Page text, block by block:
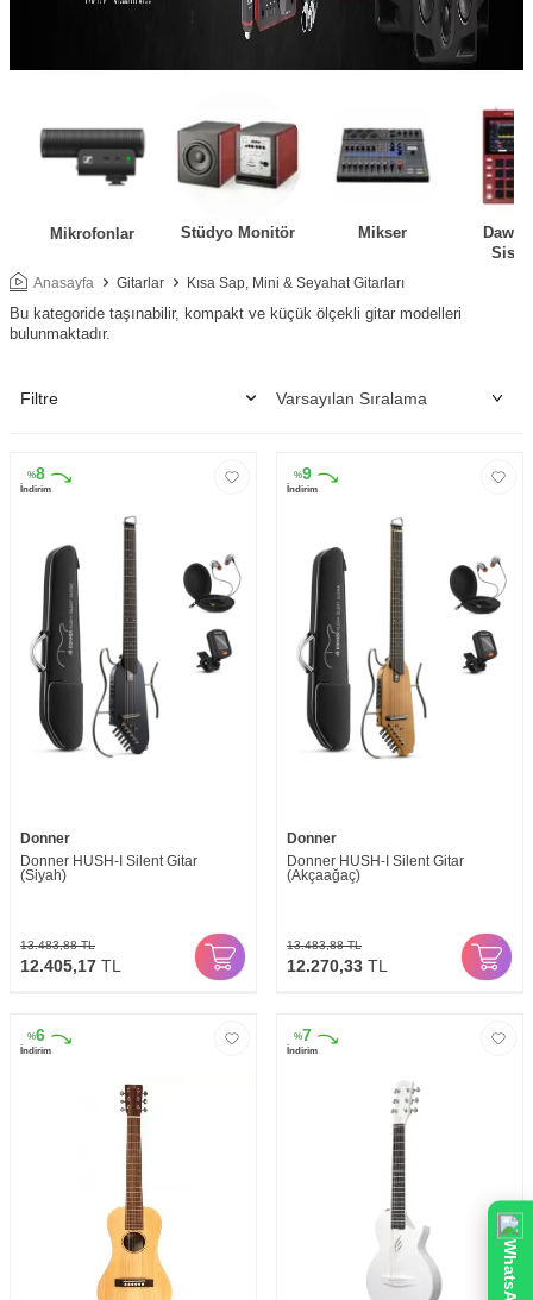
Mikrofonlar Stüdyo Monitör Mikser
Daw
Anasayfa Gitarlar Kısa Sap, Mini & Seyahat Gitarları
Bu kategoride taşınabilir, kompakt ve küçük ölçekli gitar modelleri
bulunmaktadır.
Filtre
%8
İndirim
Donner
Donner HUSH-I Silent Gitar
(Siyah)
13.483,88TL
12.405,17 TL
%9
İndirim
Donner
Donner HUSH-I Silent Gitar
(Akçaağaç)
13.483,88TL
12.270,33 TL
%6
İndirim
%7
İndirim
WhatsApp